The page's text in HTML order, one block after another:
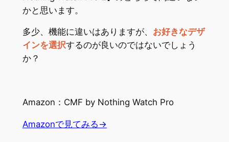
かと思います。
多少、機能に違いはありますが、 お好きなデザ
インを選択するのが良いのではないでしょう
か？
Amazon：CMF by Nothing Watch Pro
Amazonで見てみる→